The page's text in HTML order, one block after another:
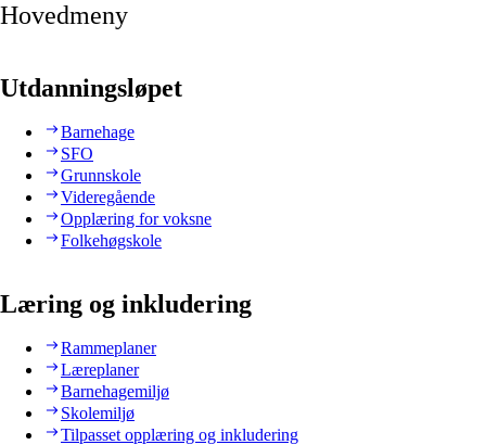
Hovedmeny
Utdanningsløpet
Barnehage
SFO
Grunnskole
Videregående
Opplæring for voksne
Folkehøgskole
Læring og inkludering
Rammeplaner
Læreplaner
Barnehagemiljø
Skolemiljø
Tilpasset opplæring og inkludering